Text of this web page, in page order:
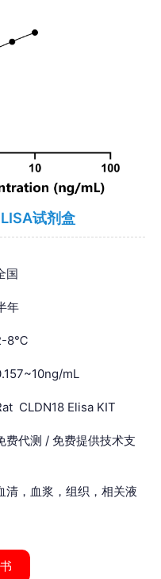
试剂盒
国
年
8℃
mL
CLDN18 Elisa KIT
费代测 / 免费提供技术支
清，血浆，组织，相关液